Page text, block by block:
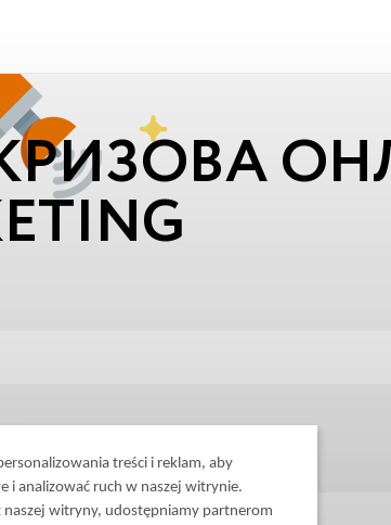
treści i reklam, aby
i analizować ruch w naszej witrynie.
witryny, udostępniamy partnerom